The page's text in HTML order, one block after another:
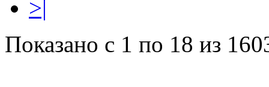
>|
Показано с 1 по 18 из